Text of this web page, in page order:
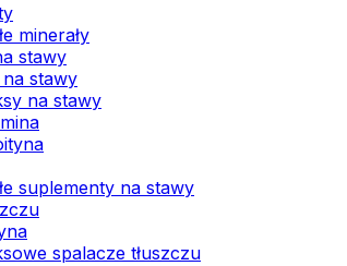
minerały
stawy
stawy
na stawy
suplementy na stawy
spalacze tłuszczu